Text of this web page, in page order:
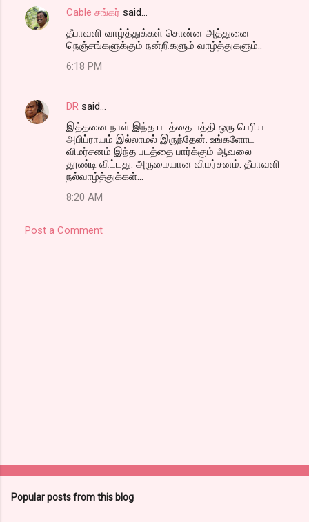
Cable சங்கர் said…
தீபாவளி வாழ்த்துக்கள் சொன்ன அத்துனை
நெஞ்சங்களுக்கும் நன்றிகளும் வாழ்த்துகளும்..
6:18 PM
DR said…
இத்தனை நாள் இந்த படத்தை பத்தி ஒரு பெரிய
அபிப்ராயம் இல்லாமல் இருந்தேன். உங்களோட
விமர்சனம் இந்த படத்தை பார்க்கும் ஆவலை
தூண்டி விட்டது. அருமையான விமர்சனம். தீபாவளி
நல்வாழ்த்துக்கள்...
8:20 AM
Post a Comment
Popular posts from this blog